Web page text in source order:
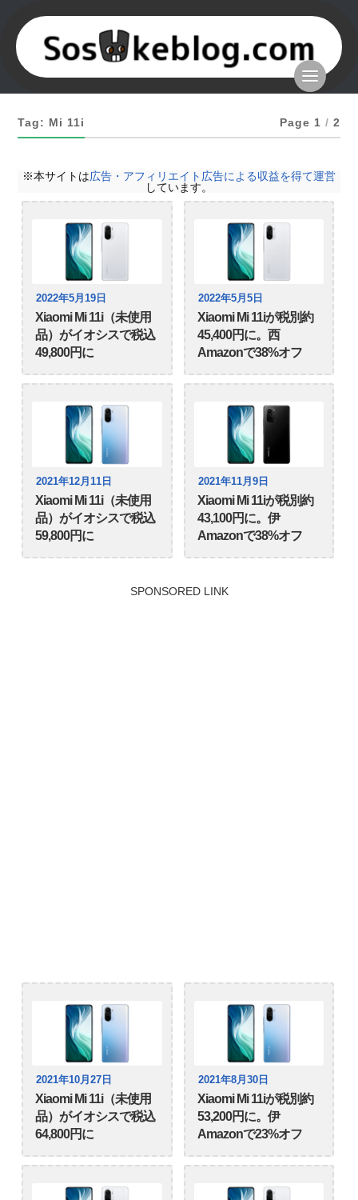
Tag: Mi 11i Page 1 / 2
※本サイトは広告・アフィリエイト広告による収益を得て運営
しています。
2022年5月19日
Xiaomi Mi 11i（未使用
品）がイオシスで税込
49,800円に
2022年5月5日
Xiaomi Mi 11iが税別約
45,400円に。西
Amazonで38%オフ
2021年12月11日
Xiaomi Mi 11i（未使用
品）がイオシスで税込
59,800円に
2021年11月9日
Xiaomi Mi 11iが税別約
43,100円に。伊
Amazonで38%オフ
SPONSORED LINK
2021年10月27日
Xiaomi Mi 11i（未使用
品）がイオシスで税込
64,800円に
2021年8月30日
Xiaomi Mi 11iが税別約
53,200円に。伊
Amazonで23%オフ